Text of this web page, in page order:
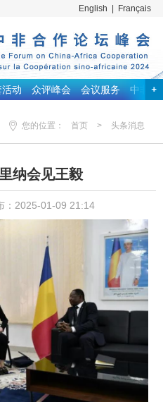
English Français
活动 众评峰会 会议服务 中非合
您的位置： 首页 > 头条消息
纳会见王毅
2025-01-09 21:14